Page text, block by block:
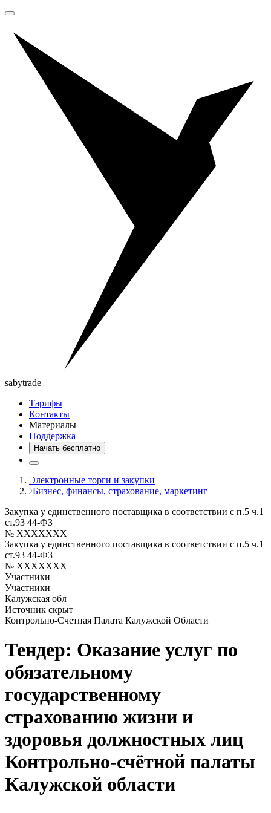
sabytrade
Тарифы
Контакты
Материалы
Поддержка
Начать бесплатно
Электронные торги и закупки
Бизнес, финансы, страхование, маркетинг
Закупка у единственного поставщика в соответствии с п.5 ч.1
ст.93 44-ФЗ
№ XXXXXXX
Закупка у единственного поставщика в соответствии с п.5 ч.1
ст.93 44-ФЗ
№ XXXXXXX
Участники
Участники
Калужская обл
Источник скрыт
Контрольно-Счетная Палата Калужской Области
Тендер: Оказание услуг по
обязательному
государственному
страхованию жизни и
здоровья должностных лиц
Контрольно-счётной палаты
Калужской области